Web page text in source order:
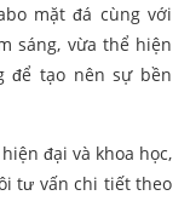
mặt đá cùng với
sáng, vừa thể hiện
để tạo nên sự bền
đại và khoa học,
tư vấn chi tiết theo